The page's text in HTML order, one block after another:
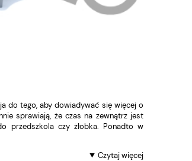
do tego, aby dowiadywać się więcej o
sprawiają, że czas na zewnątrz jest
przedszkola czy żłobka. Ponadto w
Czytaj więcej